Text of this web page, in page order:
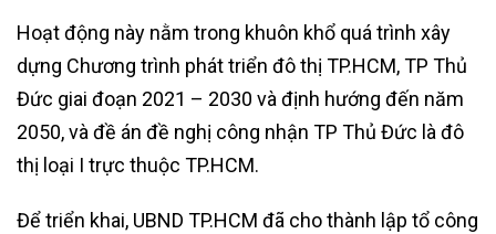
Hoạt động này nằm trong khuôn khổ quá trình xây
dựng Chương trình phát triển đô thị TP.HCM, TP Thủ
Đức giai đoạn 2021 – 2030 và định hướng đến năm
2050, và đề án đề nghị công nhận TP Thủ Đức là đô
thị loại I trực thuộc TP.HCM.
Để triển khai, UBND TP.HCM đã cho thành lập tổ công